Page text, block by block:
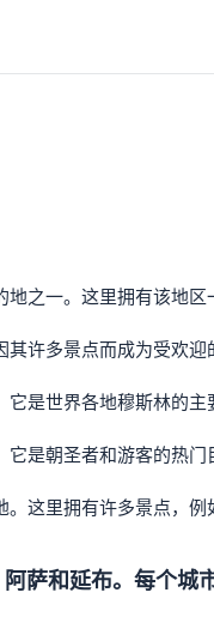
之一。这里拥有该地
许多景点而成为受欢
是世界各地穆斯林的
是朝圣者和游客的热
这里拥有许多景点，
萨和延布。每个城